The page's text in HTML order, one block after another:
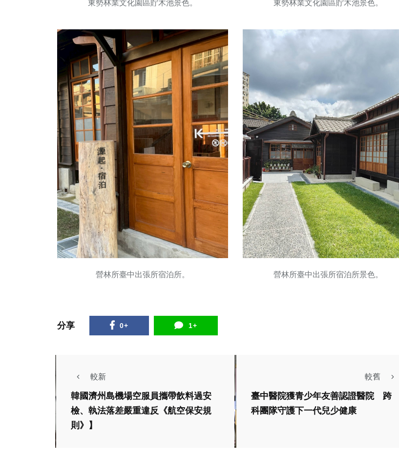
東勢林業文化園區貯木池景色。 東勢林業文化園區貯木池景色。
營林所臺中出張所宿泊所。 營林所臺中出張所宿泊所景色。
分享 0+ 1+
較新
韓國濟州島機場空服員攜帶飲料過安
檢、執法落差嚴重違反《航空保安規
則》】
較舊
臺中醫院獲青少年友善認證醫院 跨
科團隊守護下一代兒少健康
財經及消費